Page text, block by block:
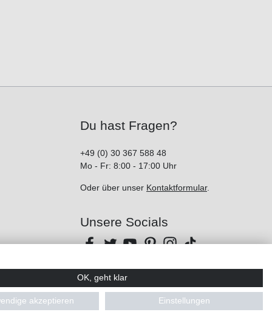
Du hast Fragen?
+49 (0) 30 367 588 48
Mo - Fr: 8:00 - 17:00 Uhr
Oder über unser Kontaktformular.
Unsere Socials
OK, geht klar
akzeptieren Einstellungen